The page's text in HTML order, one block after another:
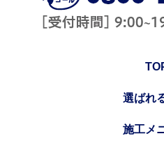
選ばれ
施工メ